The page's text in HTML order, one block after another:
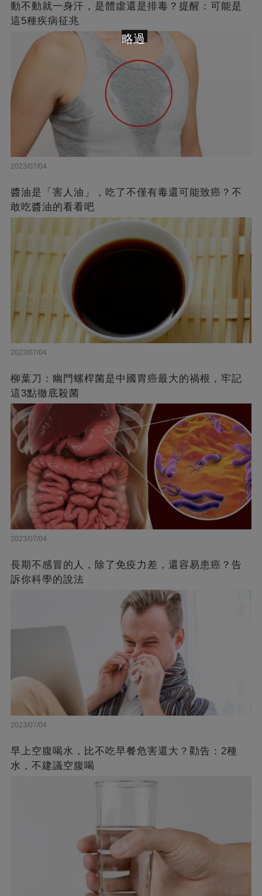
動不動就一身汗，是體虛還是排毒？提醒：可能是
這5種疾病征兆
2023/07/04
醬油是「害人油」，吃了不僅有毒還可能致癌？不
敢吃醬油的看看吧
2023/07/04
柳葉刀：幽門螺桿菌是中國胃癌最大的禍根，牢記
這3點徹底殺菌
2023/07/04
長期不感冒的人，除了免疫力差，還容易患癌？告
訴你科學的說法
2023/07/04
早上空腹喝水，比不吃早餐危害還大？勸告：2種
水，不建議空腹喝
略過